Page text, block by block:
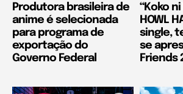
Produtora brasileira de
anime é selecionada
para programa de
exportação do
Governo Federal
“Koko ni
HOWL
single,
se
Friends